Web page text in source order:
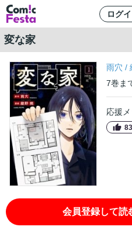
ログ
変な家
雨穴 /
7巻 ま
応援
83
会員登録して読